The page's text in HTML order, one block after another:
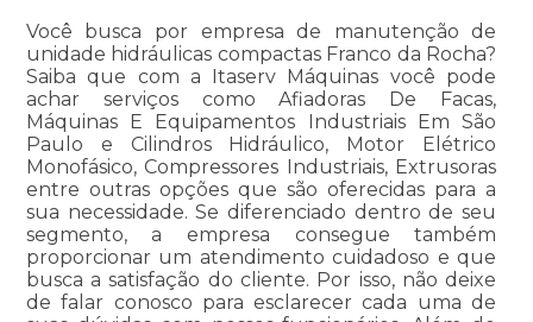
Você busca por empresa de manutenção de
unidade hidráulicas compactas Franco da Rocha?
Saiba que com a Itaserv Máquinas você pode
achar serviços como Afiadoras De Facas,
Máquinas E Equipamentos Industriais Em São
Paulo e Cilindros Hidráulico, Motor Elétrico
Monofásico, Compressores Industriais, Extrusoras
entre outras opções que são oferecidas para a
sua necessidade. Se diferenciado dentro de seu
segmento, a empresa consegue também
proporcionar um atendimento cuidadoso e que
busca a satisfação do cliente. Por isso, não deixe
de falar conosco para esclarecer cada uma de